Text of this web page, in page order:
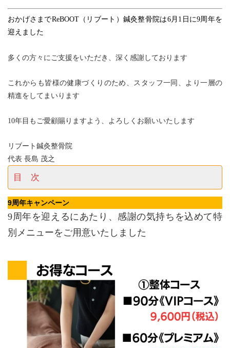
おかげさまでReBOOT（リブート）鍼灸整骨院は6月1日に9周年を
迎えました
多くの方々にご支援をいただき、深く感謝しております
これからも皆様の健康づくりのため、スタッフ一同、より一層の
精進をしてまいります
10年目もご愛顧賜りますよう、よろしくお願いいたします
リブート鍼灸整骨院
代表 長島 茂之
目 次
9周年キャンペーン
9周年を迎えるにあたり、感謝の気持ちを込めて特
別メニューをご用意いたしました